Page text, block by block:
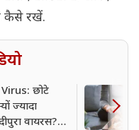
कैसे रखें.
छोटे
ज्यादा
वायरस?